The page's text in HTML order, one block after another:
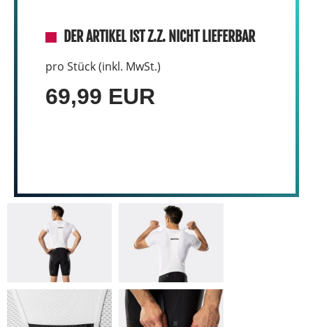
DER ARTIKEL IST Z.Z. NICHT LIEFERBAR
pro Stück (inkl. MwSt.)
69,99 EUR